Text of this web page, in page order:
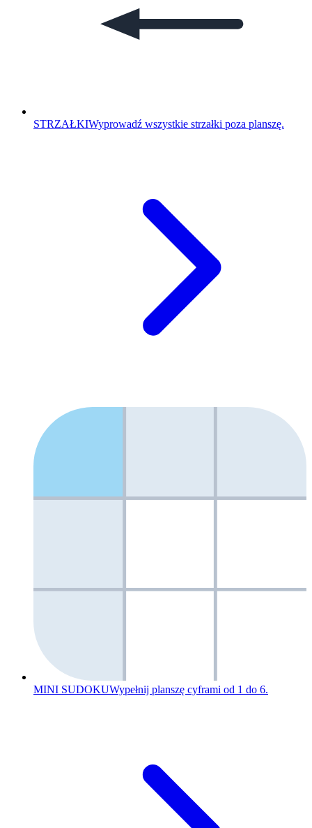
STRZAŁKIWyprowadź wszystkie strzałki poza planszę.
MINI SUDOKUWypełnij planszę cyframi od 1 do 6.